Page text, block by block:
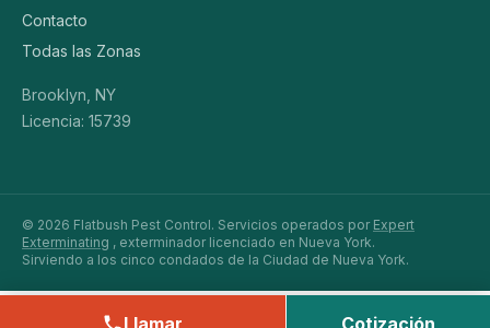
Contacto
Todas las Zonas
Brooklyn, NY
Licencia: 15739
© 2026 Flatbush Pest Control. Servicios operados por Expert
Exterminating , exterminador licenciado en Nueva York.
Sirviendo a los cinco condados de la Ciudad de Nueva York.
Llamar Cotización